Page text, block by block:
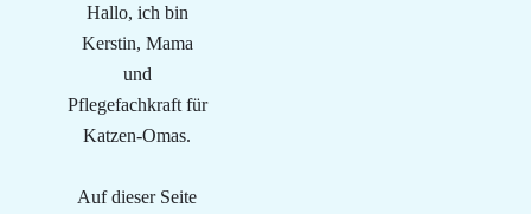
Hallo, ich bin
Kerstin, Mama
und
Pflegefachkraft für
Katzen-Omas.
Auf dieser Seite